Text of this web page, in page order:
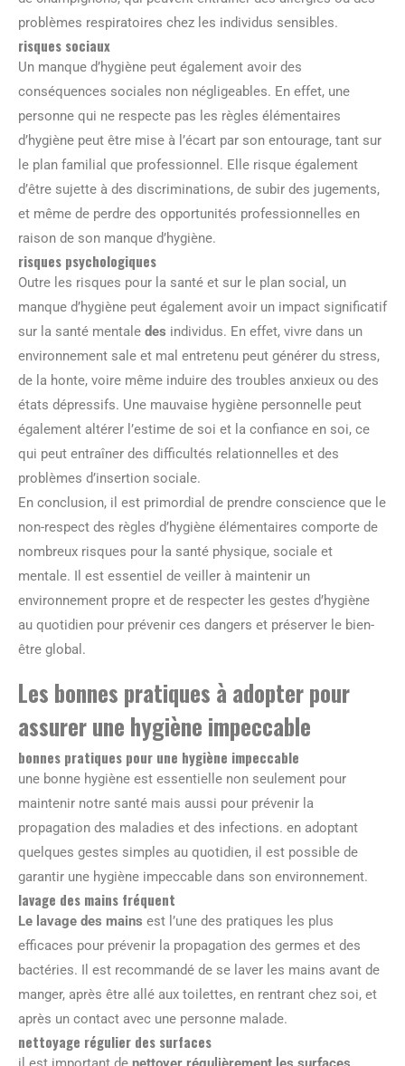
problèmes respiratoires chez les individus sensibles.
risques sociaux
Un manque d’hygiène peut également avoir des
conséquences sociales non négligeables. En effet, une
personne qui ne respecte pas les règles élémentaires
d’hygiène peut être mise à l’écart par son entourage, tant sur
le plan familial que professionnel. Elle risque également
d’être sujette à des discriminations, de subir des jugements,
et même de perdre des opportunités professionnelles en
raison de son manque d’hygiène.
risques psychologiques
Outre les risques pour la santé et sur le plan social, un
manque d’hygiène peut également avoir un impact significatif
sur la santé mentale des individus. En effet, vivre dans un
environnement sale et mal entretenu peut générer du stress,
de la honte, voire même induire des troubles anxieux ou des
états dépressifs. Une mauvaise hygiène personnelle peut
également altérer l’estime de soi et la confiance en soi, ce
qui peut entraîner des difficultés relationnelles et des
problèmes d’insertion sociale.
En conclusion, il est primordial de prendre conscience que le
non-respect des règles d’hygiène élémentaires comporte de
nombreux risques pour la santé physique, sociale et
mentale. Il est essentiel de veiller à maintenir un
environnement propre et de respecter les gestes d’hygiène
au quotidien pour prévenir ces dangers et préserver le bien-
être global.
Les bonnes pratiques à adopter pour
assurer une hygiène impeccable
bonnes pratiques pour une hygiène impeccable
une bonne hygiène est essentielle non seulement pour
maintenir notre santé mais aussi pour prévenir la
propagation des maladies et des infections. en adoptant
quelques gestes simples au quotidien, il est possible de
garantir une hygiène impeccable dans son environnement.
lavage des mains fréquent
Le lavage des mains est l’une des pratiques les plus
efficaces pour prévenir la propagation des germes et des
bactéries. Il est recommandé de se laver les mains avant de
manger, après être allé aux toilettes, en rentrant chez soi, et
après un contact avec une personne malade.
nettoyage régulier des surfaces